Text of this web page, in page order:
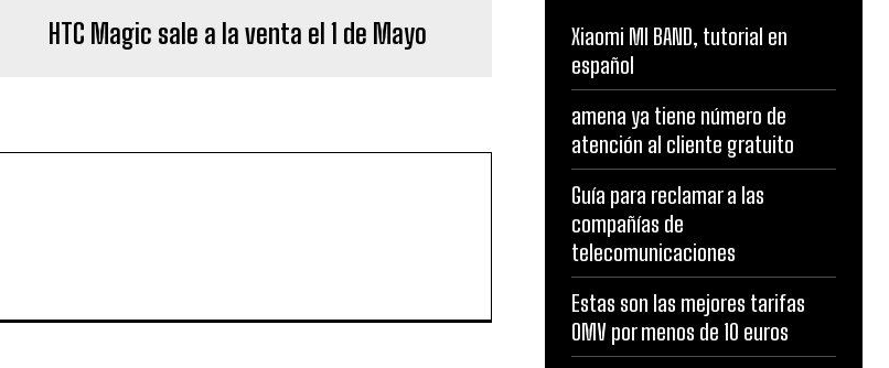
HTC Magic sale a la venta el 1 de Mayo
Xiaomi MI BAND, tutorial en
español
amena ya tiene número de
atención al cliente gratuito
Guía para reclamar a las
compañías de
telecomunicaciones
Estas son las mejores tarifas
OMV por menos de 10 euros